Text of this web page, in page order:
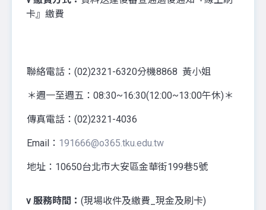
卡』繳費
聯絡電話：(02)2321-6320分機8868 黃小姐
＊週一至週五：08:30~16:30(12:00~13:00午休)＊
傳真電話：(02)2321-4036
Email： 191666@o365.tku.edu.tw
地址：10650台北市大安區金華街199巷5號
v 服務時間： (現場收件及繳費_現金及刷卡)